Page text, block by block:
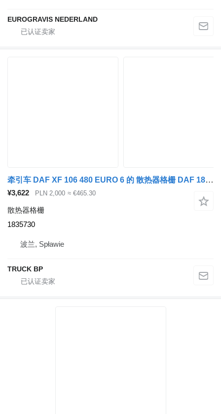
EUROGRAVIS NEDERLAND
牵引车 DAF XF 106 480 EURO 6 的 散热器格栅 DAF 1835730
¥3,622 PLN 2,000 ≈ €465.30
散热器格栅
1835730
波兰, Spławie
TRUCK BP